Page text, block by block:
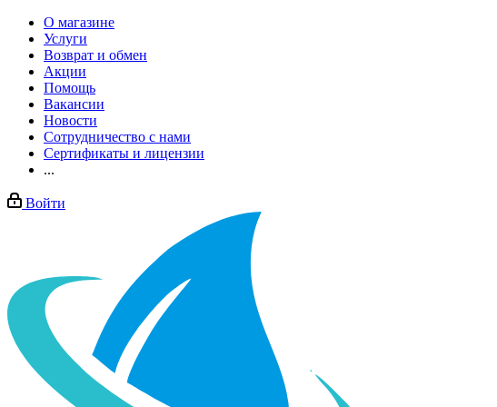
О магазине
Услуги
Возврат и обмен
Акции
Помощь
Вакансии
Новости
Сотрудничество с нами
Сертификаты и лицензии
...
Войти